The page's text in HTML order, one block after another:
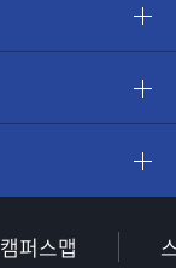
캠퍼스맵